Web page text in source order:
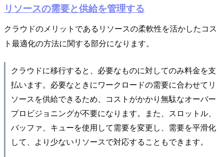
リソースの需要と供給を管理する
クラウドのメリットであるリソースの柔軟性を活かしたコス
ト最適化の方法に関する部分になります。
クラウドに移行すると、必要なものに対してのみ料金を支
払います。必要なときにワークロードの需要に合わせてリ
ソースを供給できるため、コストがかかり無駄なオーバー
プロビジョニングが不要になります。また、スロットル、
バッファ、キューを使用して需要を変更し、需要を平滑化
して、より少ないリソースで対応することもできます。